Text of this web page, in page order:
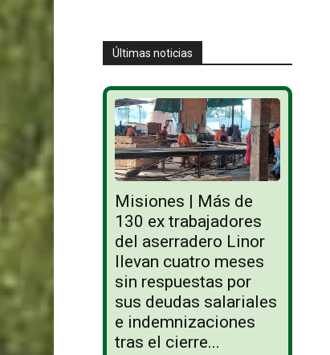
Últimas noticias
Misiones | Más de
130 ex trabajadores
del aserradero Linor
llevan cuatro meses
sin respuestas por
sus deudas salariales
e indemnizaciones
tras el cierre...